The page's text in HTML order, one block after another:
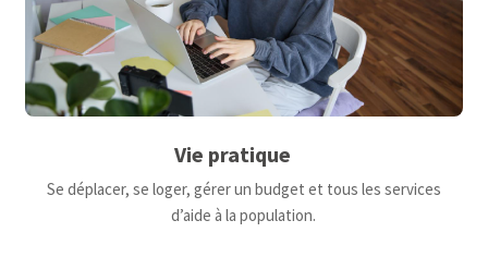
Vie pratique
Se déplacer, se loger, gérer un budget et tous les services
d’aide à la population.